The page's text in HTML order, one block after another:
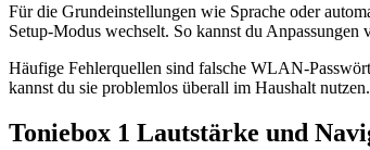
Für die Grundeinstellungen wie Sprache oder
Setup-Modus wechselt. So kannst du
Häufige Fehlerquellen sind falsche WLAN-
kannst du sie problemlos überall im Haushalt nutzen.
Toniebox 1 Lautstärke und